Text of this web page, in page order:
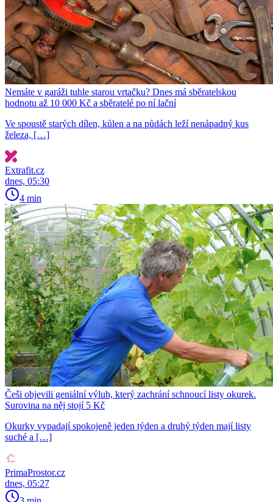
Nemáte v garáži tuhle starou vrtačku? Dnes má sběratelskou
hodnotu až 10 000 Kč a sběratelé po ní lační
Ve spoustě starých dílen, kůlen a na půdách leží nenápadný kus
železa, […]
Extrafit.cz
dnes, 05:30
4 min
Češi objevili geniální výluh, který zachrání schnoucí listy okurek.
Surovina na něj stojí 5 Kč
Okurky vypadají spokojeně jeden týden a druhý týden mají listy
suché a […]
PrimaProstor.cz
dnes, 05:27